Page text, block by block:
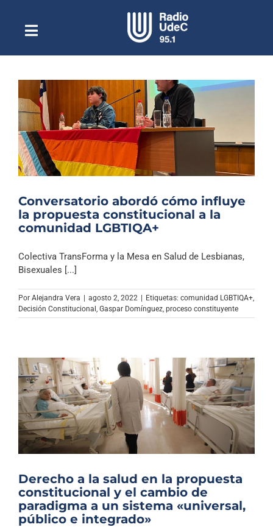
contenidoToggle
NavigationEscuchar Radio UdeC en vivo
Quiénes Somos
Programación
Podcast
Noticias
Columnas
Música Clásica
Especiales
Conversatorio abordó cómo influye
la propuesta constitucional a la
comunidad LGBTIQA+
Colectiva TransForma y la Mesa en Salud de Lesbianas,
Bisexuales [...]
Por Alejandra Vera | agosto 2, 2022 | Etiquetas: comunidad LGBTIQA+
Decisión Constitucional Gaspar Domínguez proceso constituyente
Derecho a la salud en la propuesta
constitucional y el cambio de
paradigma a un sistema «universal,
público e integrado»